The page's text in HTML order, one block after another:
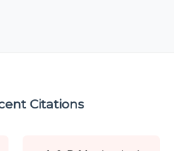
Citations